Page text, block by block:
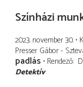
Színházi
2023. november 30.
Presser Gábor -
padlás Rendező
Detektív